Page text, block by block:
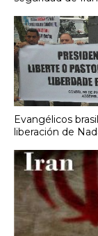
Evangélicos
liberación de